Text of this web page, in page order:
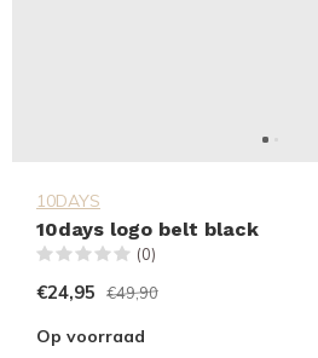
10DAYS
10days logo belt black
(0)
€24,95 €49,90
Op voorraad